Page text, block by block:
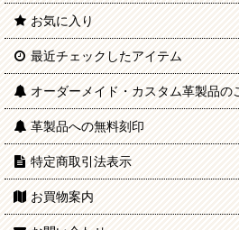
お気に入り
最近チェックしたアイテム
オーダーメイド・カスタム革製品の
革製品への無料刻印
特定商取引法表示
お買物案内